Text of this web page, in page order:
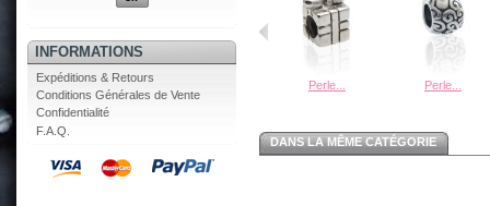
INFORMATIONS
Expéditions & Retours
Conditions Générales de Vente
Confidentialité
F.A.Q.
Perle... Perle...
DANS LA MÊME CATÉGORIE